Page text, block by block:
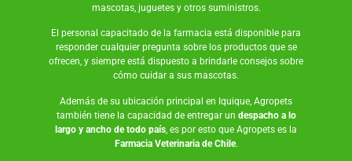
mascotas, juguetesy otros suministros.
El personal capacitado de la farmacia está disponible para
responder cualquier pregunta sobre los productos que se
ofrecen, y siempre está dispuesto a brindarle consejos sobre
cómo cuidar a sus mascotas.
Además de su ubicación principal en Iquique, Agropets
también tiene la capacidad de entregar un despacho a lo
largo y ancho de todo país , es por esto que Agropets es la
Farmacia Veterinaria de Chile.